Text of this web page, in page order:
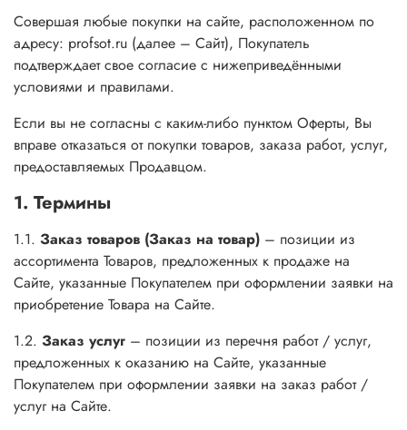
Совершая любые покупки на сайте, расположенном по
адресу: profsot.ru (далее – Сайт), Покупатель
подтверждает свое согласие с нижеприведёнными
условиями и правилами.
Если вы не согласны с каким-либо пунктом Оферты, Вы
вправе отказаться от покупки товаров, заказа работ, услуг,
предоставляемых Продавцом.
1. Термины
1.1. Заказ товаров (Заказ на товар) – позиции из
ассортимента Товаров, предложенных к продаже на
Сайте, указанные Покупателем при оформлении заявки на
приобретение Товара на Сайте.
1.2. Заказ услуг – позиции из перечня работ / услуг,
предложенных к оказанию на Сайте, указанные
Покупателем при оформлении заявки на заказ работ /
услуг на Сайте.